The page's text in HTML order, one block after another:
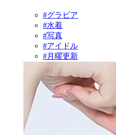
#グラビア
#水着
#写真
#アイドル
#月曜更新